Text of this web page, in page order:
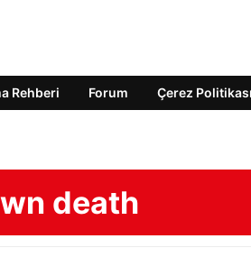
Rehberi Forum Çerez
death